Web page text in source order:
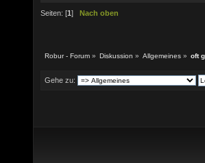
Seiten: [1] Nach oben
Robur - Forum » Diskussion » Allgemeines » oft
Gehe zu: